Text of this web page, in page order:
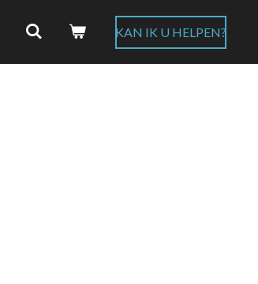
KAN IK U HELPEN?